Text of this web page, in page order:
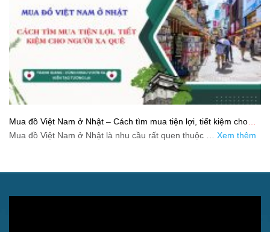
Mua đồ Việt Nam ở Nhật – Cách tìm mua tiện lợi, tiết kiệm cho
người xa quê
Mua đồ Việt Nam ở Nhật là nhu cầu rất quen thuộc … Xem thêm